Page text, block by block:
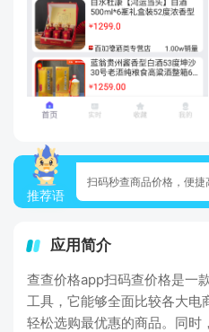
推荐语
扫码秒查商品价格，便捷
应用简介
查查价格app扫码查价格是一
工具，它能够全面比较各大电
轻松选购最优惠的商品。同时